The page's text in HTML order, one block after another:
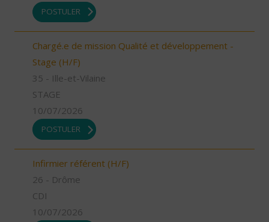
POSTULER
Chargé.e de mission Qualité et développement -
Stage (H/F)
35 - Ille-et-Vilaine
STAGE
10/07/2026
POSTULER
Infirmier référent (H/F)
26 - Drôme
CDI
10/07/2026